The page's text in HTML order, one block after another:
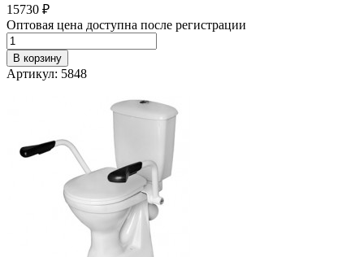
15730 ₽
Оптовая цена доступна после регистрации
В корзину
Артикул: 5848